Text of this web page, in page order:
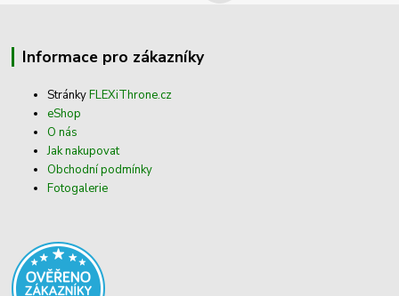
Informace pro zákazníky
StránkyFLEXiThrone.cz
eShop
O nás
Jak nakupovat
Obchodní podmínky
Fotogalerie